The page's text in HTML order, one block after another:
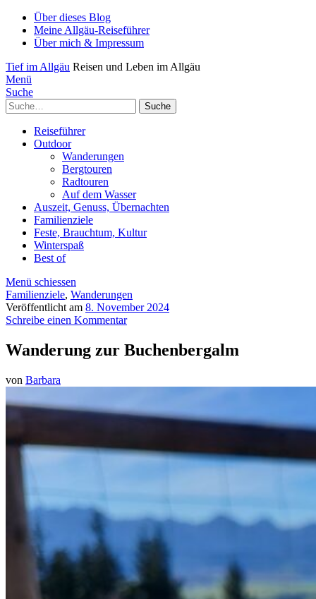
Über dieses Blog
Meine Allgäu-Reiseführer
Über mich & Impressum
Tief im Allgäu Reisen und Leben im Allgäu
Menü
Suche
Suche
Reiseführer
Outdoor
Wanderungen
Bergtouren
Radtouren
Auf dem Wasser
Auszeit, Genuss, Übernachten
Familienziele
Feste, Brauchtum, Kultur
Winterspaß
Best of
Menü schiessen
Familienziele, Wanderungen
Veröffentlicht am 8. November 2024
Schreibe einen Kommentar
Wanderung zur Buchenbergalm
von Barbara